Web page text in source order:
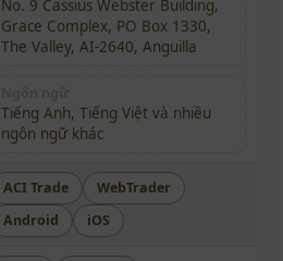
No. 9 Cassius Webster Building,
Grace Complex, PO Box 1330,
The Valley, AI-2640, Anguilla
Tiếng Anh, Tiếng Việt và nhiều
ngôn ngữ khác
ACI Trade
WebTrader
Android
iOS